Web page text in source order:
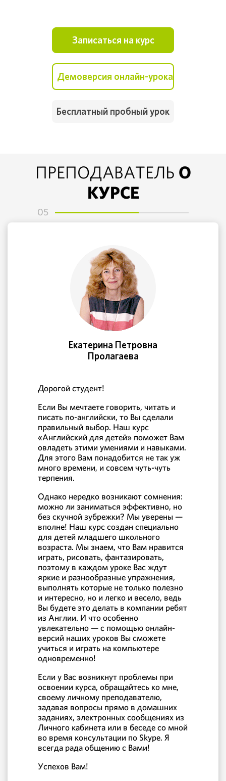
Записаться на курс
Демоверсия онлайн-урока
Бесплатный пробный урок
ПРЕПОДАВАТЕЛЬ О
КУРСЕ
05
Екатерина Петровна
Пролагаева
Дорогой студент!
Если Вы мечтаете говорить, читать и
писать по-английски, то Вы сделали
правильный выбор. Наш курс
«Английский для детей» поможет Вам
овладеть этими умениями и навыками.
Для этого Вам понадобится не так уж
много времени, и совсем чуть-чуть
терпения.
Однако нередко возникают сомнения:
можно ли заниматься эффективно, но
без скучной зубрежки? Мы уверены —
вполне! Наш курс создан специально
для детей младшего школьного
возраста. Мы знаем, что Вам нравится
играть, рисовать, фантазировать,
поэтому в каждом уроке Вас ждут
яркие и разнообразные упражнения,
выполнять которые не только полезно
и интересно, но и легко и весело, ведь
Вы будете это делать в компании ребят
из Англии. И что особенно
увлекательно — с помощью онлайн-
версий наших уроков Вы сможете
учиться и играть на компьютере
одновременно!
Если у Вас возникнут проблемы при
освоении курса, обращайтесь ко мне,
своему личному преподавателю,
задавая вопросы прямо в домашних
заданиях, электронных сообщениях из
Личного кабинета или в беседе со мной
во время консультации по Skype. Я
всегда рада общению с Вами!
Успехов Вам!